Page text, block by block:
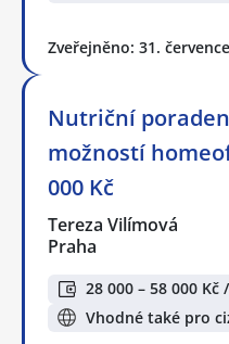
Zveřejněno: 31. července
Nutriční
možností
000 Kč
Tereza Vilímová
Praha
28 000 – 58 000 Kč
Vhodné také pro